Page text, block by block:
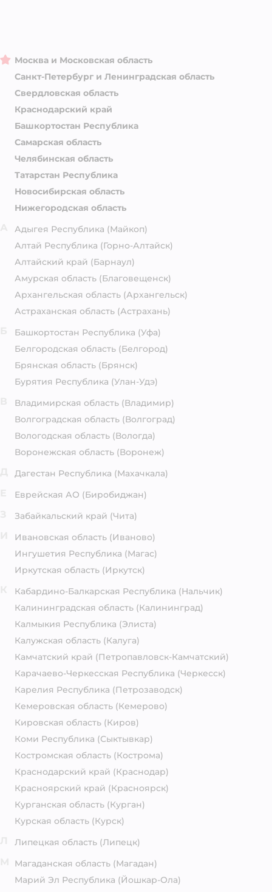
Москва и Московская область
Санкт-Петербург и Ленинградская область
Свердловская область
Краснодарский край
Башкортостан Республика
Самарская область
Челябинская область
Татарстан Республика
Новосибирская область
Нижегородская область
Адыгея Республика (Майкоп)
Алтай Республика (Горно-Алтайск)
Алтайский край (Барнаул)
Амурская область (Благовещенск)
Архангельская область (Архангельск)
Астраханская область (Астрахань)
Башкортостан Республика (Уфа)
Белгородская область (Белгород)
Брянская область (Брянск)
Бурятия Республика (Улан-Удэ)
Владимирская область (Владимир)
Волгоградская область (Волгоград)
Вологодская область (Вологда)
Воронежская область (Воронеж)
Дагестан Республика (Махачкала)
Еврейская АО (Биробиджан)
Забайкальский край (Чита)
Ивановская область (Иваново)
Ингушетия Республика (Магас)
Иркутская область (Иркутск)
Кабардино-Балкарская Республика (Нальчик)
Калининградская область (Калининград)
Калмыкия Республика (Элиста)
Калужская область (Калуга)
Камчатский край (Петропавловск-Камчатский)
Карачаево-Черкесская Республика (Черкесск)
Карелия Республика (Петрозаводск)
Кемеровская область (Кемерово)
Кировская область (Киров)
Коми Республика (Сыктывкар)
Костромская область (Кострома)
Краснодарский край (Краснодар)
Красноярский край (Красноярск)
Курганская область (Курган)
Курская область (Курск)
Липецкая область (Липецк)
Магаданская область (Магадан)
Марий Эл Республика (Йошкар-Ола)